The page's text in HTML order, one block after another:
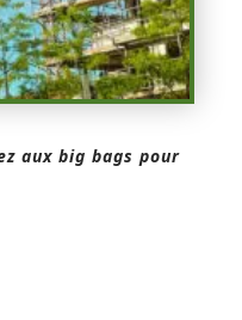
aux big bags pour